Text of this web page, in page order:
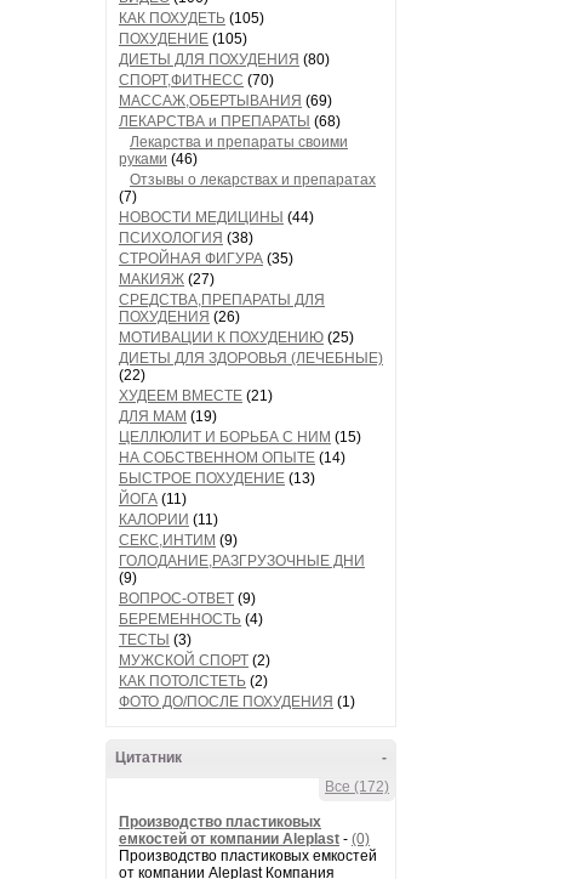
КАК ПОХУДЕТЬ (105)
ПОХУДЕНИЕ (105)
ДИЕТЫ ДЛЯ ПОХУДЕНИЯ (80)
СПОРТ,ФИТНЕСС (70)
МАССАЖ,ОБЕРТЫВАНИЯ (69)
ЛЕКАРСТВА и ПРЕПАРАТЫ (68)
Лекарства и препараты своими
руками (46)
Отзывы о лекарствах и препаратах
(7)
НОВОСТИ МЕДИЦИНЫ (44)
ПСИХОЛОГИЯ (38)
СТРОЙНАЯ ФИГУРА (35)
МАКИЯЖ (27)
СРЕДСТВА,ПРЕПАРАТЫ ДЛЯ
ПОХУДЕНИЯ (26)
МОТИВАЦИИ К ПОХУДЕНИЮ (25)
ДИЕТЫ ДЛЯ ЗДОРОВЬЯ (ЛЕЧЕБНЫЕ)
(22)
ХУДЕЕМ ВМЕСТЕ (21)
ДЛЯ МАМ (19)
ЦЕЛЛЮЛИТ И БОРЬБА С НИМ (15)
НА СОБСТВЕННОМ ОПЫТЕ (14)
БЫСТРОЕ ПОХУДЕНИЕ (13)
ЙОГА (11)
КАЛОРИИ (11)
СЕКС,ИНТИМ (9)
ГОЛОДАНИЕ,РАЗГРУЗОЧНЫЕ ДНИ
(9)
ВОПРОС-ОТВЕТ (9)
БЕРЕМЕННОСТЬ (4)
ТЕСТЫ (3)
МУЖСКОЙ СПОРТ (2)
КАК ПОТОЛСТЕТЬ (2)
ФОТО ДО/ПОСЛЕ ПОХУДЕНИЯ (1)
-
Цитатник
Все (172)
Производство пластиковых
емкостей от компании Aleplast - (0)
Производство пластиковых емкостей
от компании Aleplast Компания